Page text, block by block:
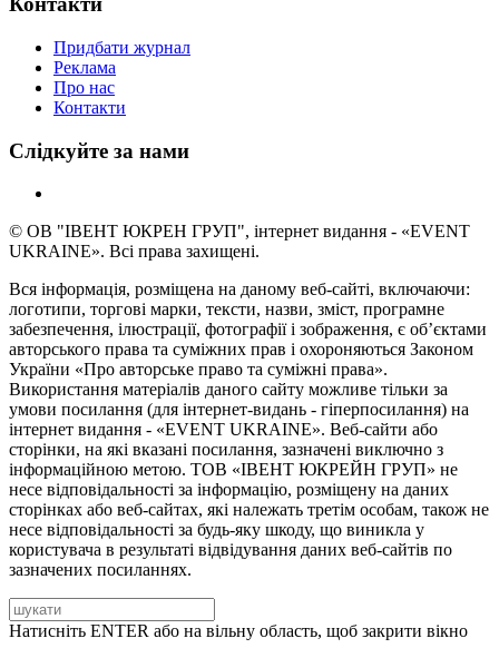
Придбати журнал
Реклама
Про нас
Контакти
Слідкуйте за нами
© ОВ "ІВЕНТ ЮКРЕН ГРУП", інтернет видання - «EVENT
UKRAINE». Всі права захищені.
Вся інформація, розміщена на даному веб-сайті, включаючи:
логотипи, торгові марки, тексти, назви, зміст, програмне
забезпечення, ілюстрації, фотографії і зображення, є об’єктами
авторського права та суміжних прав і охороняються Законом
України «Про авторське право та суміжні права».
Використання матеріалів даного сайту можливе тільки за
умови посилання (для інтернет-видань - гіперпосилання) на
інтернет видання - «EVENT UKRAINE». Веб-сайти або
сторінки, на які вказані посилання, зазначені виключно з
інформаційною метою. ТОВ «ІВЕНТ ЮКРЕЙН ГРУП» не
несе відповідальності за інформацію, розміщену на даних
сторінках або веб-сайтах, які належать третім особам, також не
несе відповідальності за будь-яку шкоду, що виникла у
користувача в результаті відвідування даних веб-сайтів по
зазначених посиланнях.
Натисніть ENTER або на вільну область, щоб закрити вікно